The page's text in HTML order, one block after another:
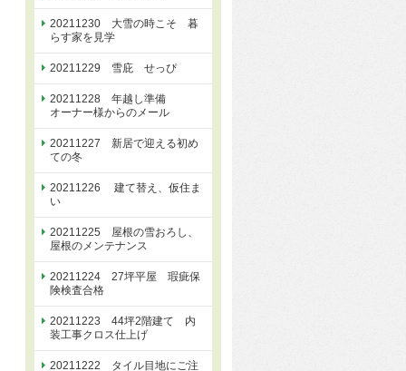
20211230 大雪の時こそ 暮
らす家を見学
20211229 雪庇 せっぴ
20211228 年越し準備
オーナー様からのメール
20211227 新居で迎える初め
ての冬
20211226 建て替え、仮住ま
い
20211225 屋根の雪おろし、
屋根のメンテナンス
20211224 27坪平屋 瑕疵保
険検査合格
20211223 44坪2階建て 内
装工事クロス仕上げ
20211222 タイル目地にご注